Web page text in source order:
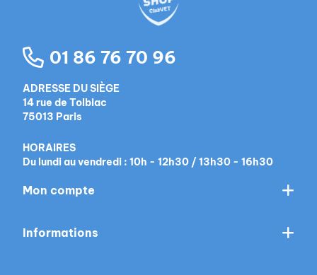
01 86 76 70 96
ADRESSE DU SIÈGE
14 rue de Tolbiac
75013 Paris
HORAIRES
Du lundi au vendredi : 10h - 12h30 / 13h30 - 16h30
Mon compte
Informations